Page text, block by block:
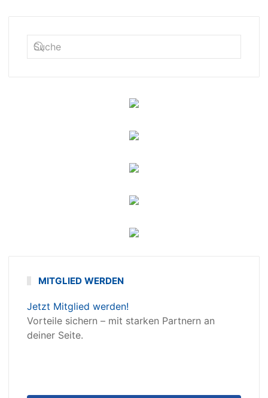
MITGLIED WERDEN
Jetzt Mitglied werden!
Vorteile sichern – mit starken Partnern an
deiner Seite.